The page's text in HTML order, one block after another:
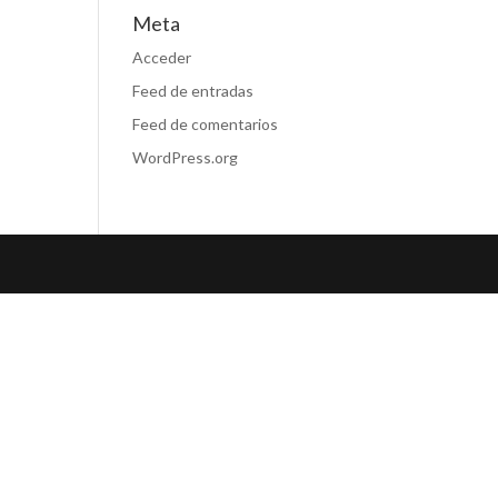
Meta
Acceder
Feed de entradas
Feed de comentarios
WordPress.org